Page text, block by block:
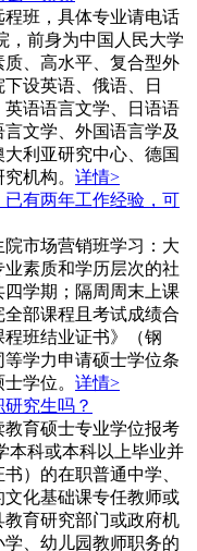
班，具体专业请电话
，前身为中国人民大学
、高水平、复合型外
设英语、俄语、日
语语言文学、日语语
文学、外国语言学及
利亚研究中心、德国
机构。 详情>
有两年工作经验，可
市场营销班学习：大
素质和学历层次的社
学期；隔周周末上课
部课程且考试成绩合
班结业证书》（钢
学力申请硕士学位条
学位。 详情>
究生吗？
育硕士专业学位报考
本科或本科以上毕业并
）的在职普通中学、
化基础课专任教师或
育研究部门或政府机
、幼儿园教师职务的